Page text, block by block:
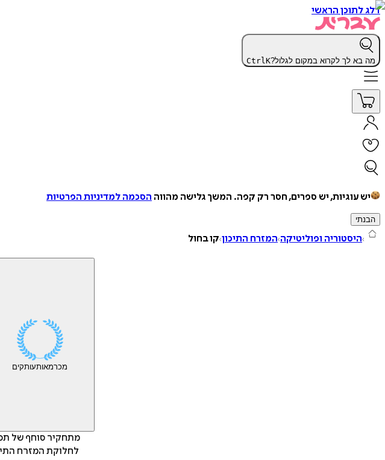
דלג לתוכן הראשי
מה בא לך לקרוא במקום לגלול? CtrlK
יש עוגיות, יש ספרים, חסר רק קפה. המשך גלישה מהווה הסכמה למדיניות הפרטיות
הבנתי
היסטוריה ופוליטיקה המזרח התיכון קו בחול
מכרמאותעותקים
מתחקיר סוחף של
לחלוקת המזרח